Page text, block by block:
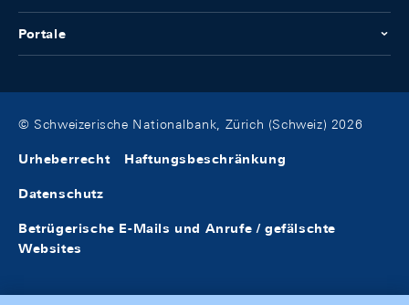
Portale
© Schweizerische Nationalbank, Zürich (Schweiz) 2026
Urheberrecht Haftungsbeschränkung
Datenschutz
Betrügerische E-Mails und Anrufe / gefälschte
Websites